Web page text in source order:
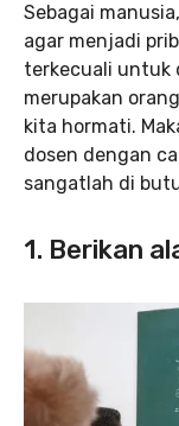
Sebagai manusia,
agar menjadi
terkecuali untuk
merupakan
kita hormati.
dosen dengan
sangatlah di
1. Berikan